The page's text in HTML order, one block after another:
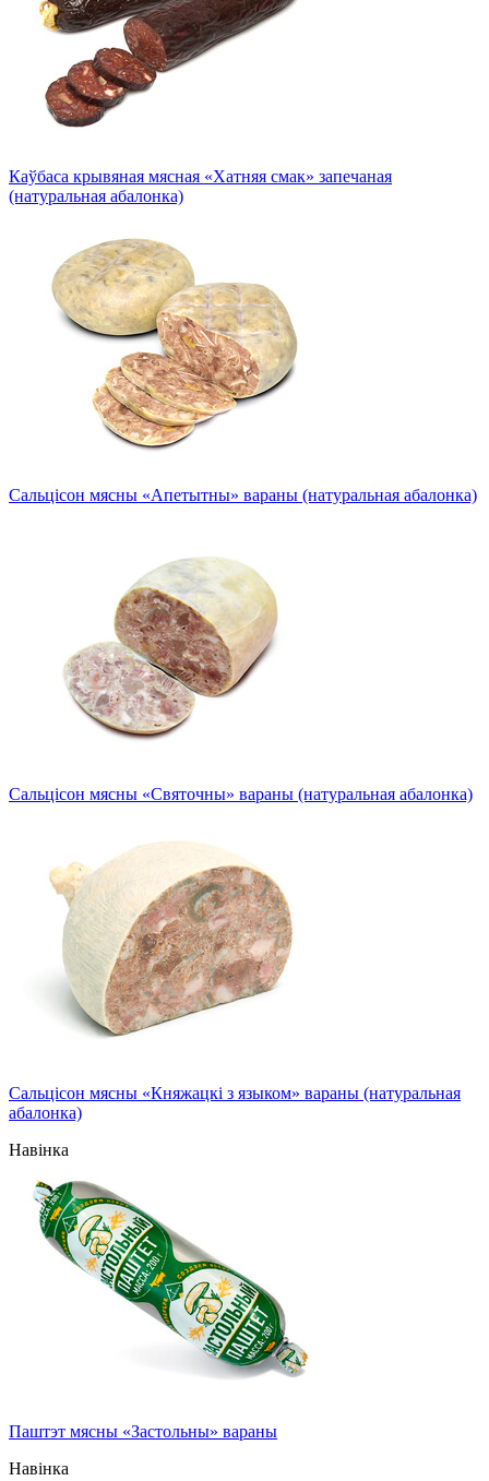
Каўбаса крывяная мясная «Хатняя смак» запечаная
(натуральная абалонка)
Сальцісон мясны «Апетытны» вараны (натуральная абалонка)
Сальцісон мясны «Святочны» вараны (натуральная абалонка)
Сальцісон мясны «Княжацкі з языком» вараны (натуральная
абалонка)
Навінка
Паштэт мясны «Застольны» вараны
Навінка